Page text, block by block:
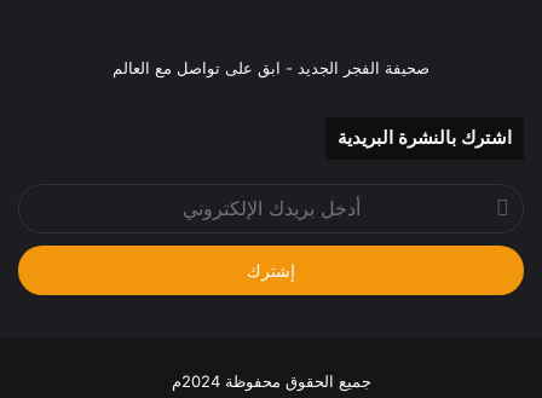
صحيفة الفجر الجديد - ابق على تواصل مع العالم
اشترك بالنشرة البريدية
بريدك
الإلكتروني
جميع الحقوق محفوظة 2024م